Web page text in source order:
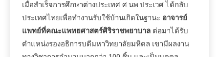
เมื่อสำเร็จการศึกษาต่างประเทศ ศ.นพ.ประเวศ ได้กลับ
ประเทศไทยเพื่อทำงานรับใช้บ้านเกิดในฐานะ อาจารย์
แพทย์ที่คณะแพทยศาสตร์ศิริราชพยาบาล ต่อมาได้รับ
ตำแหน่งรองอธิการบดีมหาวิทยาลัยมหิดล เขามีผลงาน